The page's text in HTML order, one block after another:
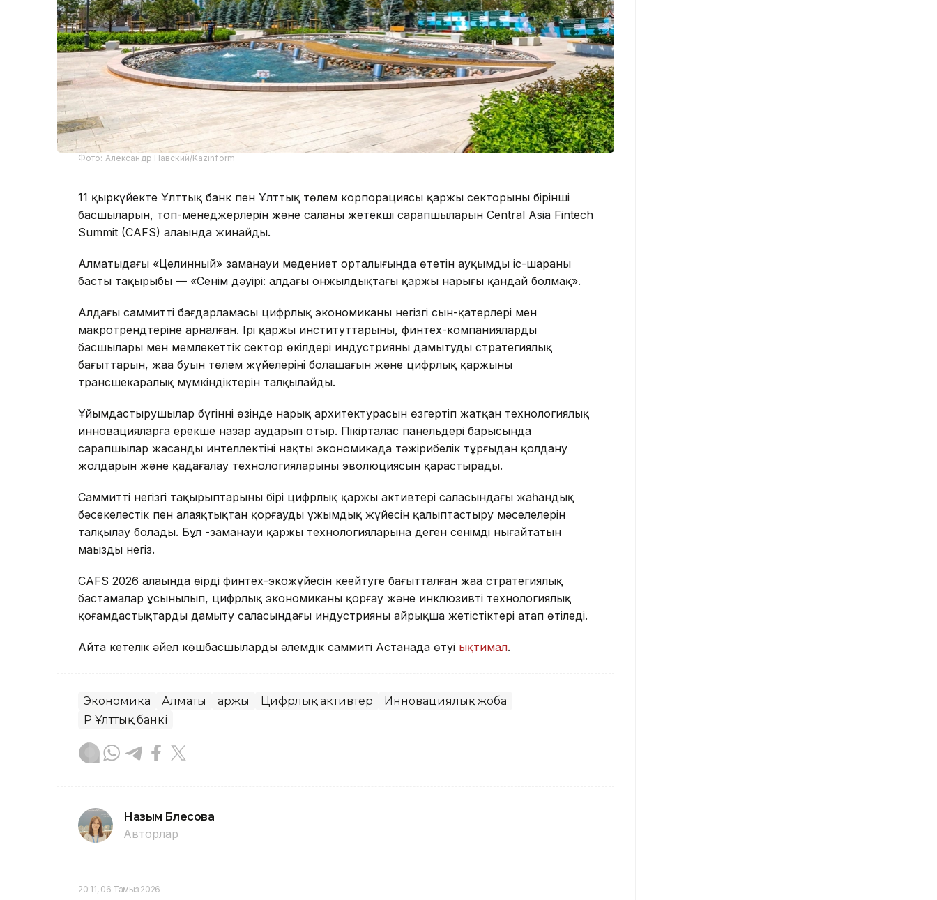
Фото: Александр Павский/Kazinform
11 қыркүйекте Ұлттық банк пен Ұлттық төлем корпорациясы қаржы секторының бірінші
басшыларын, топ-менеджерлерін және саланың жетекші сарапшыларын Central Asia Fintech
Summit (CAFS) алаңында жинайды.
Алматыдағы «Целинный» заманауи мәдениет орталығында өтетін ауқымды іс-шараның
басты тақырыбы — «Сенім дәуірі: алдағы онжылдықтағы қаржы нарығы қандай болмақ».
Алдағы саммиттің бағдарламасы цифрлық экономиканың негізгі сын-қатерлері мен
макротрендтеріне арналған. Ірі қаржы институттарының, финтех-компаниялардың
басшылары мен мемлекеттік сектор өкілдері индустрияны дамытудың стратегиялық
бағыттарын, жаңа буын төлем жүйелерінің болашағын және цифрлық қаржының
трансшекаралық мүмкіндіктерін талқылайды.
Ұйымдастырушылар бүгіннің өзінде нарық архитектурасын өзгертіп жатқан технологиялық
инновацияларға ерекше назар аударып отыр. Пікірталас панельдері барысында
сарапшылар жасанды интеллектіні нақты экономикада тәжірибелік тұрғыдан қолдану
жолдарын және қадағалау технологияларының эволюциясын қарастырады.
Саммиттің негізгі тақырыптарының бірі цифрлық қаржы активтері саласындағы жаһандық
бәсекелестік пен алаяқтықтан қорғаудың ұжымдық жүйесін қалыптастыру мәселелерін
талқылау болады. Бұл -заманауи қаржы технологияларына деген сенімді нығайтатын
маңызды негіз.
CAFS 2026 алаңында өңірдің финтех-экожүйесін кеңейтуге бағытталған жаңа стратегиялық
бастамалар ұсынылып, цифрлық экономиканы қорғау және инклюзивті технологиялық
қоғамдастықтарды дамыту саласындағы индустрияның айрықша жетістіктері атап өтіледі.
Айта кетелік әйел көшбасшылардың әлемдік саммиті Астанада өтуі ықтимал.
Экономика Алматы Қаржы Цифрлық активтер
Инновациялық жоба
ҚР Ұлттық банкі
Назым Бөлесова
Авторлар
20:11, 06 Тамыз 2026